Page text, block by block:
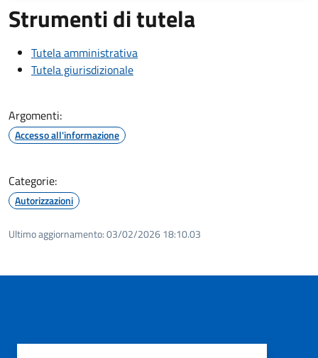
Strumenti di tutela
Tutela amministrativa
Tutela giurisdizionale
Argomenti:
Accesso all'informazione
Categorie:
Autorizzazioni
Ultimo aggiornamento:03/02/2026 18:10.03